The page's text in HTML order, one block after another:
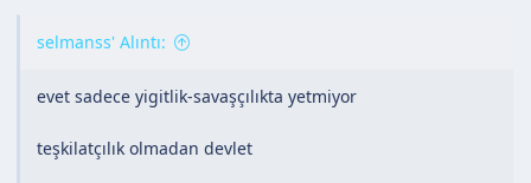
selmanss' Alıntı:
evet sadece yigitlik-savaşçılıkta yetmiyor
teşkilatçılık olmadan devlet